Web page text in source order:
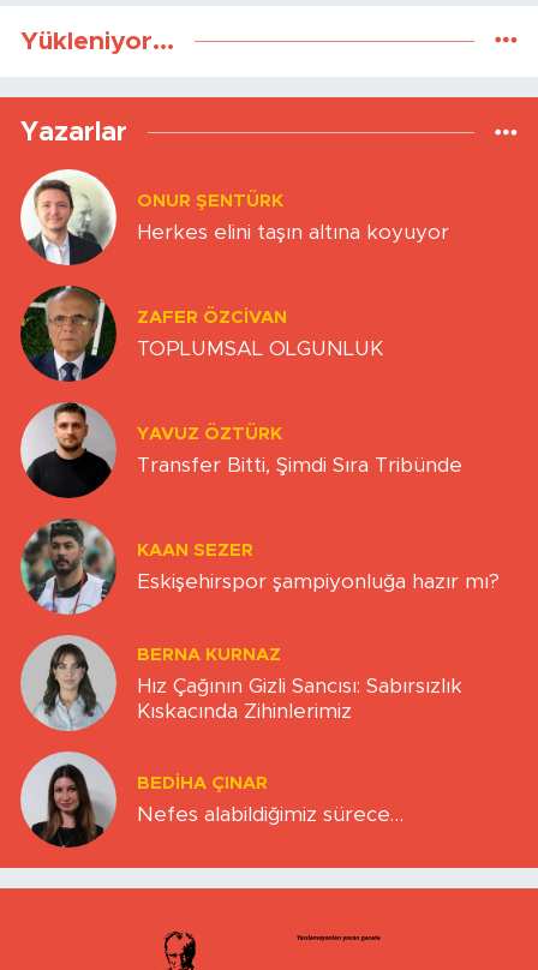
Yükleniyor...
Yazarlar
ONUR ŞENTÜRK
Herkes elini taşın altına koyuyor
ZAFER ÖZCIVAN
TOPLUMSAL OLGUNLUK
YAVUZ ÖZTÜRK
Transfer Bitti, Şimdi Sıra Tribünde
KAAN SEZER
Eskişehirspor şampiyonluğa hazır mı?
BERNA KURNAZ
Hız Çağının Gizli Sancısı: Sabırsızlık
Kıskacında Zihinlerimiz
BEDIHA ÇINAR
Nefes alabildiğimiz sürece…